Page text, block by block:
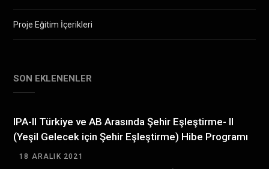
Proje Eğitim İçerikleri
SON EKLENENLER
IPA-II Türkiye ve AB Arasında Şehir Eşleştirme- II
(Yeşil Gelecek için Şehir Eşleştirme) Hibe Programı
18 ARALIK 2021